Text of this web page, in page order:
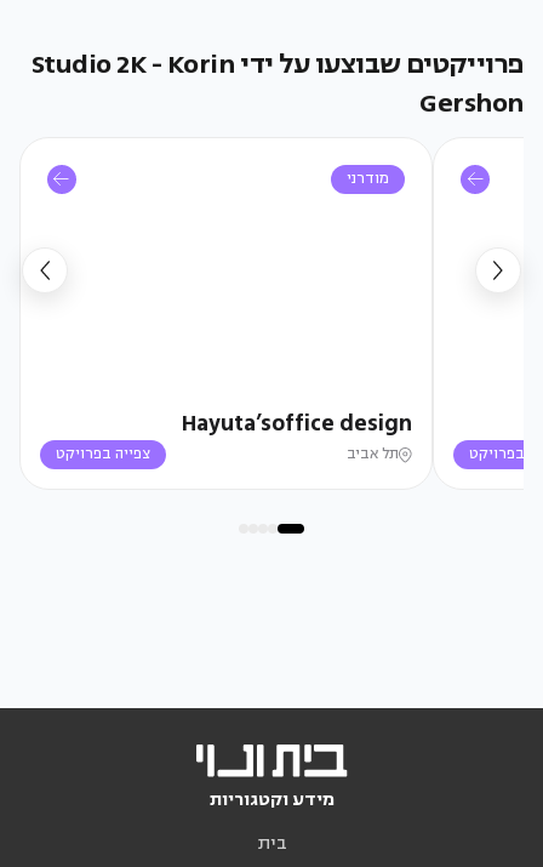
פרוייקטים שבוצעו על ידי Studio 2K - Korin
Gershon
בפרויקט
מודרני
Hayuta’soffice design
תל אביב צפייה בפרויקט
מידע וקטגוריות
בית